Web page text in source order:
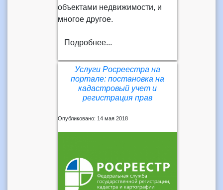
объектами недвижимости, и
многое другое.
Подробнее...
Услуги Росреестра на
портале: постановка на
кадастровый учет и
регистрация прав
Опубликовано: 14 мая 2018